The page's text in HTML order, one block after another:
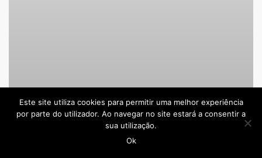
Este site utiliza cookies para permitir uma melhor experiência
por parte do utilizador. Ao navegar no site estará a consentir a
sua utilização.
Ok